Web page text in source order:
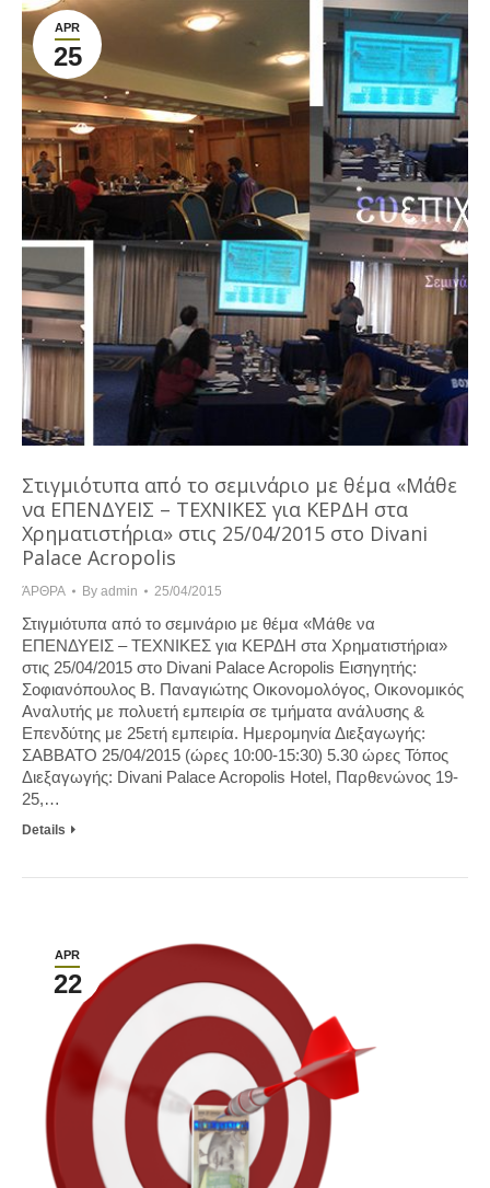
APR
25
Στιγμιότυπα από το σεμινάριο με θέμα «Μάθε
να ΕΠΕΝΔΥΕΙΣ – ΤΕΧΝΙΚΕΣ για ΚΕΡΔΗ στα
Χρηματιστήρια» στις 25/04/2015 στο Divani
Palace Acropolis
ΆΡΘΡΑ By admin 25/04/2015
Στιγμιότυπα από το σεμινάριο με θέμα «Μάθε να
ΕΠΕΝΔΥΕΙΣ – ΤΕΧΝΙΚΕΣ για ΚΕΡΔΗ στα Χρηματιστήρια»
στις 25/04/2015 στο Divani Palace Acropolis Εισηγητής:
Σοφιανόπουλος Β. Παναγιώτης Οικονομολόγος, Οικονομικός
Αναλυτής με πολυετή εμπειρία σε τμήματα ανάλυσης &
Επενδύτης με 25ετή εμπειρία. Ημερομηνία Διεξαγωγής:
ΣΑΒΒΑΤΟ 25/04/2015 (ώρες 10:00-15:30) 5.30 ώρες Τόπος
Διεξαγωγής: Divani Palace Acropolis Hotel, Παρθενώνος 19-
25,…
Details
APR
22